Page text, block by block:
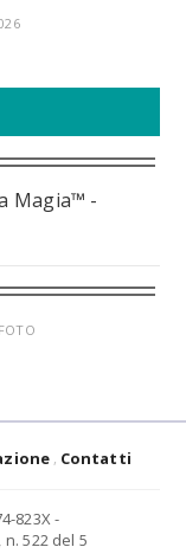
Magia™ -
Contatti
823X -
522 del 5